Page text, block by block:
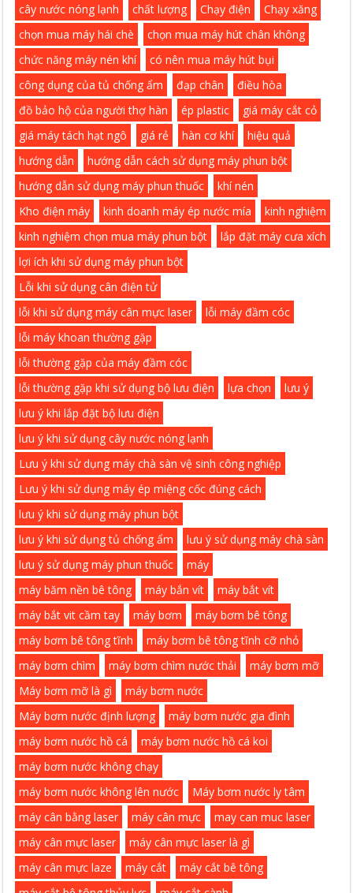
cây nước nóng lạnh chất lượng Chạy điện
Chạy xăng
chọn mua máy hái chè
chọn mua máy hút chân không
chức năng máy nén khí
có nên mua máy hút bụi
công dụng của tủ chống ẩm
đạp chân
điều hòa
đồ bảo hộ của người thợ hàn
ép plastic
giá máy cắt cỏ
giá máy tách hạt ngô
giá rẻ hàn cơ khí
hiệu quả
hướng dẫn
hướng dẫn cách sử dụng máy phun bột
hướng dẫn sử dụng máy phun thuốc
khí nén
Kho điện máy
kinh doanh máy ép nước mía
kinh nghiệm
kinh nghiệm chọn mua máy phun bột
lắp đặt máy cưa xích
lợi ích khi sử dụng máy phun bột
Lỗi khi sử dụng cân điện tử
lỗi khi sử dụng máy cân mực laser
lỗi máy đầm cóc
lỗi máy khoan thường gặp
lỗi thường gặp của máy đầm cóc
lỗi thường gặp khi sử dụng bộ lưu điện
lựa chọn
lưu ý
lưu ý khi lắp đặt bộ lưu điện
lưu ý khi sử dụng cây nước nóng lạnh
Lưu ý khi sử dụng máy chà sàn vệ sinh công nghiệp
Lưu ý khi sử dụng máy ép miệng cốc đúng cách
lưu ý khi sử dụng máy phun bột
lưu ý khi sử dụng tủ chống ẩm
lưu ý sử dụng máy chà sàn
lưu ý sử dụng máy phun thuốc
máy
máy băm nền bê tông
máy bắn vít
máy bắt vít
máy bắt vit cầm tay
máy bơm
máy bơm bê tông
máy bơm bê tông tĩnh
máy bơm bê tông tĩnh cỡ nhỏ
máy bơm chìm
máy bơm chìm nước thải
máy bơm mỡ
Máy bơm mỡ là gì
máy bơm nước
Máy bơm nước định lượng
máy bơm nước gia đình
máy bơm nước hồ cá
máy bơm nước hồ cá koi
máy bơm nước không chạy
máy bơm nước không lên nước
Máy bơm nước ly tâm
máy cân bằng laser
máy cân mực
may can muc laser
máy cân mực laser
máy cân mực laser là gì
máy cân mực laze
máy cắt
máy cắt bê tông